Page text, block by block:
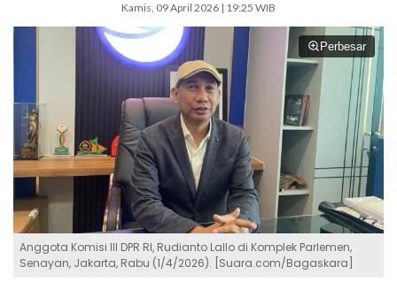
Kamis, 09 April 2026 | 19:25 WIB
Perbesar
Anggota Komisi III DPR RI, Rudianto Lallo di Komplek Parlemen,
Senayan, Jakarta, Rabu (1/4/2026). [Suara.com/Bagaskara]